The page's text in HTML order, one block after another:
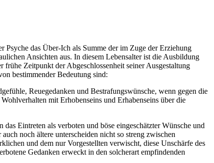
das Über-Ich als Summe der im Zuge der Erziehung
Ansichten aus. In diesem Lebensalter ist die Ausbildung
Zeitpunkt der Abgeschlossenheit seiner Ausgestaltung
bestimmender Bedeutung sind:
Reuegedanken und Bestrafungswünsche, wenn gegen die
mit Erhobenseins und Erhabenseins über die
Eintreten als verboten und böse eingeschätzter Wünsche und
noch ältere unterscheiden nicht so streng zwischen
und dem nur Vorgestellten verwischt, diese Unschärfe des
Gedanken erweckt in den solcherart empfindenden